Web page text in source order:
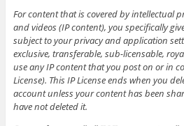
For content that is covered by intellectual
and videos (IP content), you specifically
subject to your privacy and application
exclusive, transferable, sub-licensable,
use any IP content that you post on or in
License). This IP License ends when you
account unless your content has been
have not deleted it.